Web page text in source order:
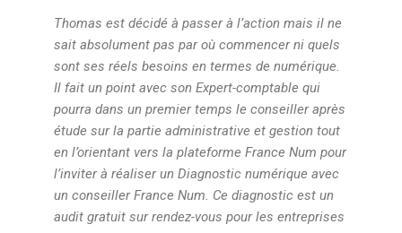
Thomas est décidé à passer à l’action mais il ne
sait absolument pas par où commencer ni quels
sont ses réels besoins en termes de numérique.
Il fait un point avec son Expert-comptable qui
pourra dans un premier temps le conseiller après
étude sur la partie administrative et gestion tout
en l’orientant vers la plateforme France Num pour
l’inviter à réaliser un Diagnostic numérique avec
un conseiller France Num. Ce diagnostic est un
audit gratuit sur rendez-vous pour les entreprises